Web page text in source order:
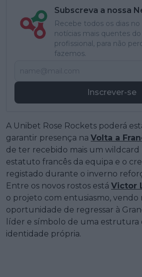
Subscreva a nossa
Recebe todos os dias
notícias mais quentes
profissional, para não
fazemos.
Inscrever-se
A Unibet Rose Rockets poderá
garantir presença na Volta a
de ter recebido mais um wildcard
estatuto francês da equipa e o
registado durante o inverno
Entre os novos rostos está Victor
o projeto com entusiasmo, vendo
oportunidade de regressar à
líder e símbolo de uma estrutura
identidade própria.